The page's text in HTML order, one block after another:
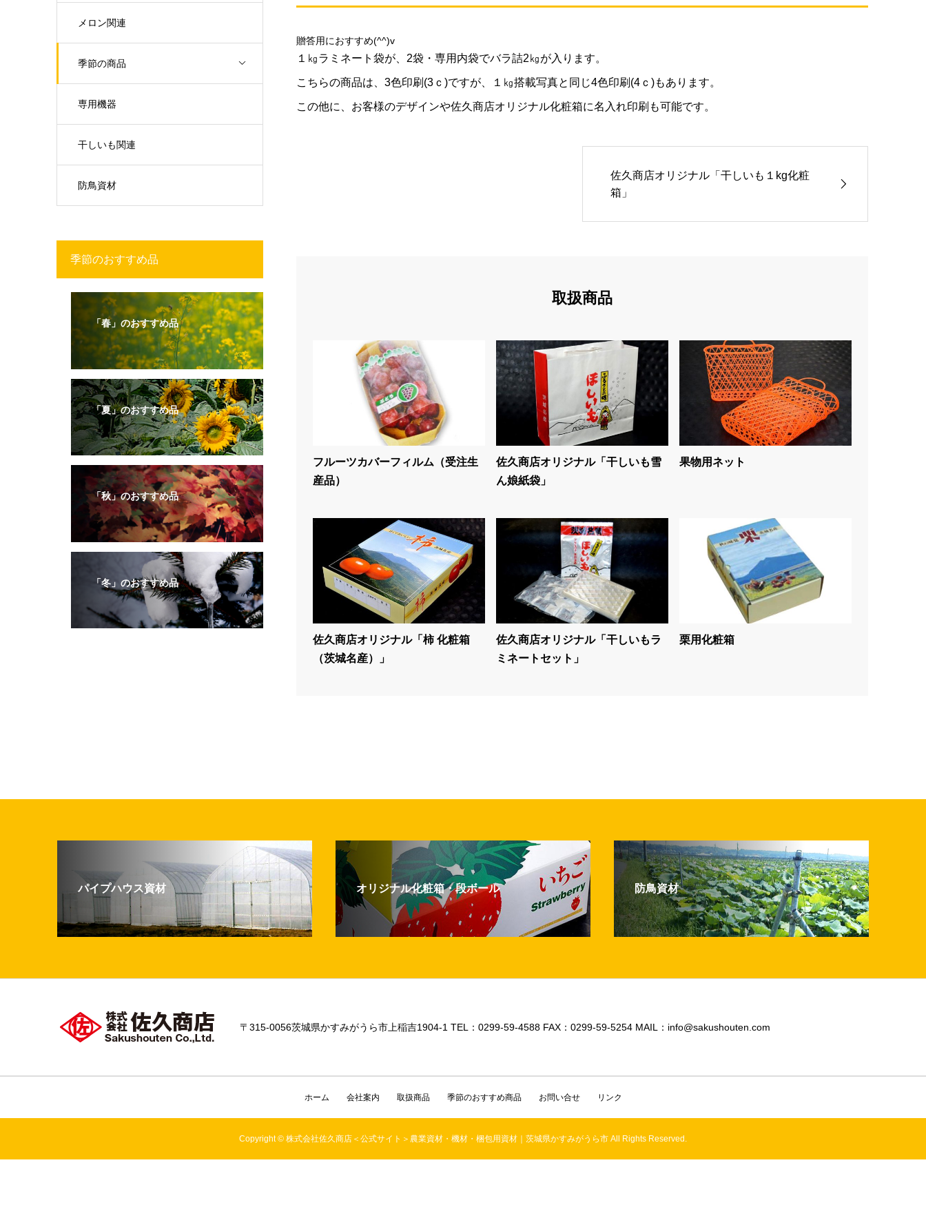
メロン関連
季節の商品
専用機器
干しいも関連
防鳥資材
贈答用におすすめ(^^)v
１㎏ラミネート袋が、2袋・専用内袋でバラ詰2㎏が入ります。
こちらの商品は、3色印刷(3ｃ)ですが、１㎏搭載写真と同じ4色印刷(4ｃ)もあります。
この他に、お客様のデザインや佐久商店オリジナル化粧箱に名入れ印刷も可能です。
佐久商店オリジナル「干しいも１kg化粧
箱」
取扱商品
フルーツカバーフィルム（受注生
産品）
佐久商店オリジナル「干しいも雪
ん娘紙袋」
果物用ネット
佐久商店オリジナル「柿 化粧箱
（茨城名産）」
佐久商店オリジナル「干しいもラ
ミネートセット」
栗用化粧箱
季節のおすすめ品
「春」のおすすめ品
「夏」のおすすめ品
「秋」のおすすめ品
「冬」のおすすめ品
パイプハウス資材 オリジナル化粧箱・段ボール 防鳥資材
〒315-0056茨城県かすみがうら市上稲吉1904-1 TEL：0299-59-4588 FAX：0299-59-5254 MAIL：info@sakushouten.com
ホーム 会社案内 取扱商品 季節のおすすめ商品 お問い合せ リンク
Copyright © 株式会社佐久商店＜公式サイト＞農業資材・機材・梱包用資材｜茨城県かすみがうら市 All Rights Reserved.